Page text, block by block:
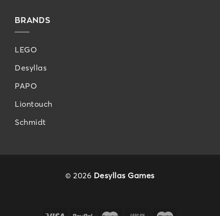
BRANDS
LEGO
Desyllas
PAPO
Liontouch
Schmidt
© 2026 Desyllas Games